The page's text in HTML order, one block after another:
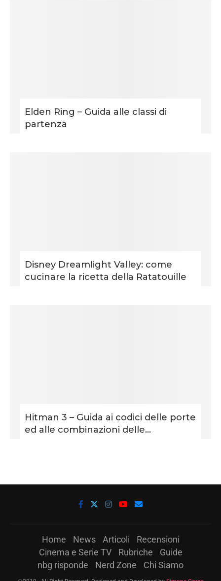
Elden Ring – Guida alle classi di
partenza
Disney Dreamlight Valley: come
cucinare la ricetta della Ratatouille
Hitman 3 – Guida ai codici delle porte
ed alle combinazioni delle...
Home News Articoli
Recensioni
Cinema e Serie TV
Rubriche
Guide
nbg risponde
Nerd Zone Chi Siamo